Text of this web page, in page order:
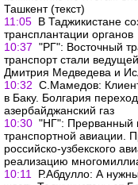
Ташкент (текст)
11:05 В Таджикистане
трансплантации органов
10:37 "РГ": Восточный
транспорт стали
Дмитрия Медведева и
10:32 С.Мамедов:
в Баку. Болгария
азербайджанский газ
10:30 "НГ": Прерванный
транспортной авиации.
российско-узбекского
реализацию
10:11
Р.Абдулло: А